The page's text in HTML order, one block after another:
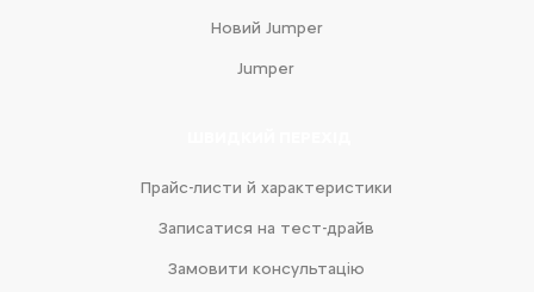
Новий Jumper
Jumper
Прайс-листи й характеристики
Записатися на тест-драйв
Замовити консультацію